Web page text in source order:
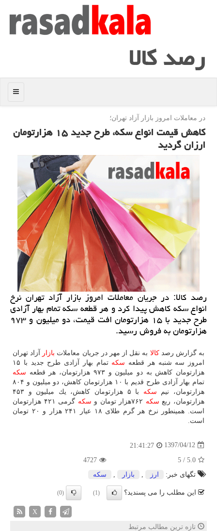
رصد كالا
منو
در معاملات امروز بازار آزاد تهران؛
كاهش قیمت انواع سكه، طرح جدید ۱۵ هزارتومان
ارزان گردید
رصد كالا: در جریان معاملات امروز بازار آزاد تهران نرخ
انواع سكه كاهش پیدا كرد و هر قطعه سكه تمام بهار آزادی
طرح جدید با ۱۵ هزارتومان افت قیمت، دو میلیون و ۹۷۳
هزارتومان به فروش رسید.
به گزارش رصدكالا به نقل از مهر در جریان معاملات بازار
آزاد تهران
امروز سه شنبه هر قطعه سكه
تمام بهار آزادی طرح جدید با ۱۵
هزارتومان كاهش به دو میلیون و ۹۷۳ هزارتومان، هر قطعه
سكه
تمام بهار آزادی طرح قدیم با ۱۰ هزارتومان كاهش، دو میلیون و ۸۰۴
هزارتومان، نیم سكه
با ۵ هزارتومان كاهش، یك میلیون و ۴۵۳
هزارتومان، ربع سكه سكه
گرمی ۴۲۱ هزارتومان
است. همینطور نرخ هر گرم طلای ۱۸ عیار ۲۴۱ هزار و ۲۰ تومان
است.
1397/04/12
21:41:27
5.0
/
5
4727
تگهای خبر:
ارز بازار سكه
این مطلب را می پسندید؟ (1)
(0)
X
تازه ترین مطالب مرتبط